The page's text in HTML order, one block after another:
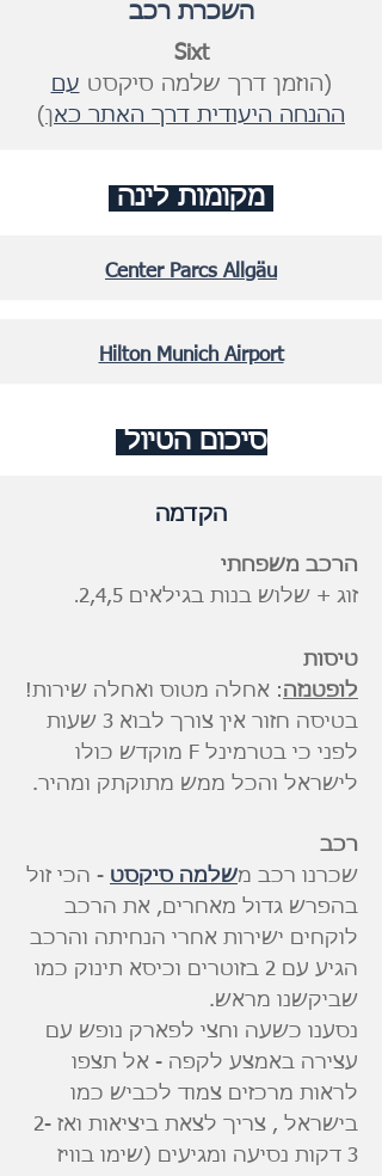
השכרת רכב
Sixt
(הוזמן דרך שלמה סיקסט עם
ההנחה היעודית דרך האתר כאן)
Center Parcs Allgäu
Hilton Munich Airport
סיכום הטיול
הקדמה
הרכב משפחתי
זוג + שלוש בנות בגילאים 2,4,5
.
טיסות
לופטנזה: אחלה מטוס ואחלה שירות!
בטיסה חזור אין צורך לבוא 3 שעות
לפני כי בטרמינל F מוקדש כולו
לישראל והכל ממש מתוקתק ומהיר.
רכב
שכרנו רכב משלמה סיקסט - הכי זול
בהפרש גדול מאחרים, את הרכב
לוקחים ישירות אחרי הנחיתה והרכב
הגיע עם 2 בזוטרים וכיסא תינוק כמו
שביקשנו מראש.
נסענו כשעה וחצי לפארק נופש עם
עצירה באמצע לקפה - אל תצפו
לראות מרכזים צמוד לכביש כמו
בישראל , צריך לצאת ביציאות ואז 2-
3 דקות נסיעה ומגיעים (שימו בוויז